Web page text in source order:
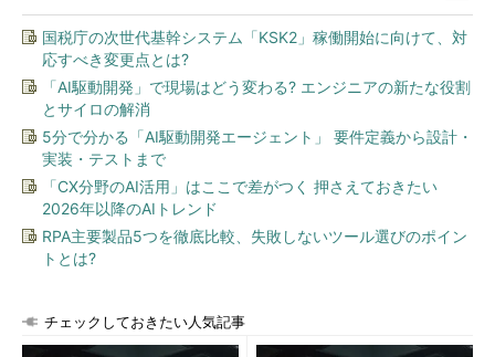
国税庁の次世代基幹システム「KSK2」稼働開始に向けて、対
応すべき変更点とは?
「AI駆動開発」で現場はどう変わる? エンジニアの新たな役割
とサイロの解消
5分で分かる「AI駆動開発エージェント」 要件定義から設計・
実装・テストまで
「CX分野のAI活用」はここで差がつく 押さえておきたい
2026年以降のAIトレンド
RPA主要製品5つを徹底比較、失敗しないツール選びのポイン
トとは?
チェックしておきたい人気記事